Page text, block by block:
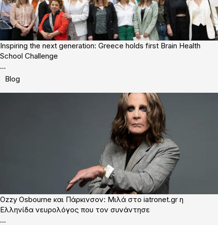
Inspiring the next generation: Greece holds first Brain Health
School Challenge
...
Blog
Ozzy Osbourne και Πάρκινσον: Mιλά στο iatronet.gr η
Ελληνίδα νευρολόγος που τον συνάντησε
...